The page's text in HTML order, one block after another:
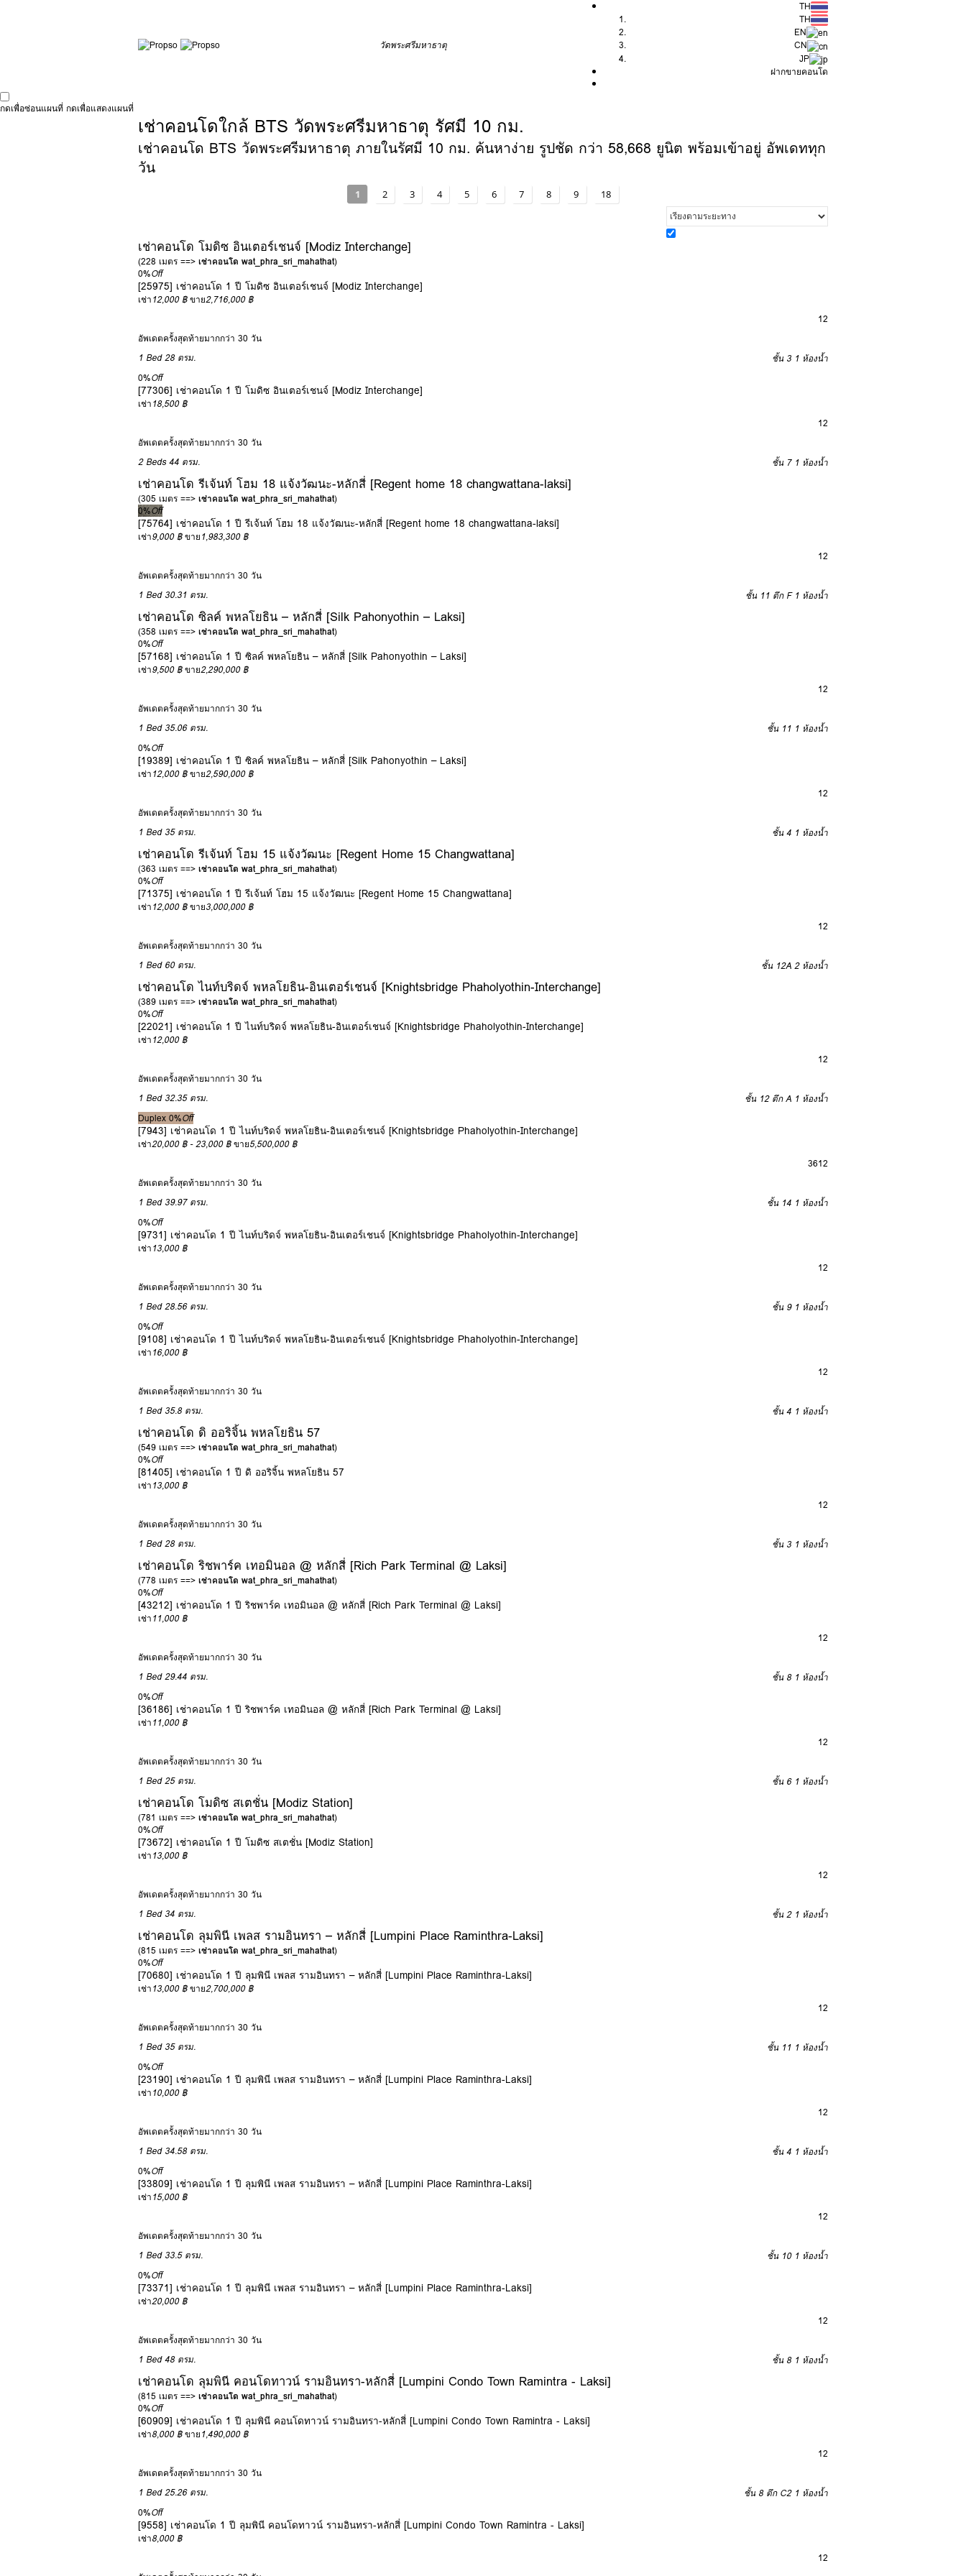
วัดพระศรีมหาธาตุ
TH
TH
EN
CN
JP
ฝากขายคอนโด
กดเพื่อซ่อนแผนที่ กดเพื่อแสดงแผนที่
เช่าคอนโดใกล้ BTS วัดพระศรีมหาธาตุ รัศมี 10 กม.
เช่าคอนโด BTS วัดพระศรีมหาธาตุ ภายในรัศมี 10 กม. ค้นหาง่าย รูปชัด กว่า 58,668 ยูนิต พร้อมเข้าอยู่ อัพเดททุก
วัน
1 2 3 4 5 6 7 8 9 18
เช่าคอนโด โมดิซ อินเตอร์เชนจ์ [Modiz Interchange]
(228 เมตร ==> เช่าคอนโด wat_phra_sri_mahathat)
0%Off
[25975] เช่าคอนโด 1 ปี โมดิซ อินเตอร์เชนจ์ [Modiz Interchange]
เช่า12,000 ฿ ขาย2,716,000 ฿
12
อัพเดตครั้งสุดท้ายมากกว่า 30 วัน
1 Bed 28 ตรม. ชั้น 3 1 ห้องน้ำ
0%Off
[77306] เช่าคอนโด 1 ปี โมดิซ อินเตอร์เชนจ์ [Modiz Interchange]
เช่า18,500 ฿
12
อัพเดตครั้งสุดท้ายมากกว่า 30 วัน
2 Beds 44 ตรม. ชั้น 7 1 ห้องน้ำ
เช่าคอนโด รีเจ้นท์ โฮม 18 แจ้งวัฒนะ-หลักสี่ [Regent home 18 changwattana-laksi]
(305 เมตร ==> เช่าคอนโด wat_phra_sri_mahathat)
0%Off
[75764] เช่าคอนโด 1 ปี รีเจ้นท์ โฮม 18 แจ้งวัฒนะ-หลักสี่ [Regent home 18 changwattana-laksi]
เช่า9,000 ฿ ขาย1,983,300 ฿
12
อัพเดตครั้งสุดท้ายมากกว่า 30 วัน
1 Bed 30.31 ตรม. ชั้น 11 ตึก F 1 ห้องน้ำ
เช่าคอนโด ซิลค์ พหลโยธิน – หลักสี่ [Silk Pahonyothin – Laksi]
(358 เมตร ==> เช่าคอนโด wat_phra_sri_mahathat)
0%Off
[57168] เช่าคอนโด 1 ปี ซิลค์ พหลโยธิน – หลักสี่ [Silk Pahonyothin – Laksi]
เช่า9,500 ฿ ขาย2,290,000 ฿
12
อัพเดตครั้งสุดท้ายมากกว่า 30 วัน
1 Bed 35.06 ตรม. ชั้น 11 1 ห้องน้ำ
0%Off
[19389] เช่าคอนโด 1 ปี ซิลค์ พหลโยธิน – หลักสี่ [Silk Pahonyothin – Laksi]
เช่า12,000 ฿ ขาย2,590,000 ฿
12
อัพเดตครั้งสุดท้ายมากกว่า 30 วัน
1 Bed 35 ตรม. ชั้น 4 1 ห้องน้ำ
เช่าคอนโด รีเจ้นท์ โฮม 15 แจ้งวัฒนะ [Regent Home 15 Changwattana]
(363 เมตร ==> เช่าคอนโด wat_phra_sri_mahathat)
0%Off
[71375] เช่าคอนโด 1 ปี รีเจ้นท์ โฮม 15 แจ้งวัฒนะ [Regent Home 15 Changwattana]
เช่า12,000 ฿ ขาย3,000,000 ฿
12
อัพเดตครั้งสุดท้ายมากกว่า 30 วัน
1 Bed 60 ตรม. ชั้น 12A 2 ห้องน้ำ
เช่าคอนโด ไนท์บริดจ์ พหลโยธิน-อินเตอร์เชนจ์ [Knightsbridge Phaholyothin-Interchange]
(389 เมตร ==> เช่าคอนโด wat_phra_sri_mahathat)
0%Off
[22021] เช่าคอนโด 1 ปี ไนท์บริดจ์ พหลโยธิน-อินเตอร์เชนจ์ [Knightsbridge Phaholyothin-Interchange]
เช่า12,000 ฿
12
อัพเดตครั้งสุดท้ายมากกว่า 30 วัน
1 Bed 32.35 ตรม. ชั้น 12 ตึก A 1 ห้องน้ำ
Duplex 0%Off
[7943] เช่าคอนโด 1 ปี ไนท์บริดจ์ พหลโยธิน-อินเตอร์เชนจ์ [Knightsbridge Phaholyothin-Interchange]
เช่า20,000 ฿ - 23,000 ฿ ขาย5,500,000 ฿
3612
อัพเดตครั้งสุดท้ายมากกว่า 30 วัน
1 Bed 39.97 ตรม. ชั้น 14 1 ห้องน้ำ
0%Off
[9731] เช่าคอนโด 1 ปี ไนท์บริดจ์ พหลโยธิน-อินเตอร์เชนจ์ [Knightsbridge Phaholyothin-Interchange]
เช่า13,000 ฿
12
อัพเดตครั้งสุดท้ายมากกว่า 30 วัน
1 Bed 28.56 ตรม. ชั้น 9 1 ห้องน้ำ
0%Off
[9108] เช่าคอนโด 1 ปี ไนท์บริดจ์ พหลโยธิน-อินเตอร์เชนจ์ [Knightsbridge Phaholyothin-Interchange]
เช่า16,000 ฿
12
อัพเดตครั้งสุดท้ายมากกว่า 30 วัน
1 Bed 35.8 ตรม. ชั้น 4 1 ห้องน้ำ
เช่าคอนโด ดิ ออริจิ้น พหลโยธิน 57
(549 เมตร ==> เช่าคอนโด wat_phra_sri_mahathat)
0%Off
[81405] เช่าคอนโด 1 ปี ดิ ออริจิ้น พหลโยธิน 57
เช่า13,000 ฿
12
อัพเดตครั้งสุดท้ายมากกว่า 30 วัน
1 Bed 28 ตรม. ชั้น 3 1 ห้องน้ำ
เช่าคอนโด ริชพาร์ค เทอมินอล @ หลักสี่ [Rich Park Terminal @ Laksi]
(778 เมตร ==> เช่าคอนโด wat_phra_sri_mahathat)
0%Off
[43212] เช่าคอนโด 1 ปี ริชพาร์ค เทอมินอล @ หลักสี่ [Rich Park Terminal @ Laksi]
เช่า11,000 ฿
12
อัพเดตครั้งสุดท้ายมากกว่า 30 วัน
1 Bed 29.44 ตรม. ชั้น 8 1 ห้องน้ำ
0%Off
[36186] เช่าคอนโด 1 ปี ริชพาร์ค เทอมินอล @ หลักสี่ [Rich Park Terminal @ Laksi]
เช่า11,000 ฿
12
อัพเดตครั้งสุดท้ายมากกว่า 30 วัน
1 Bed 25 ตรม. ชั้น 6 1 ห้องน้ำ
เช่าคอนโด โมดิซ สเตชั่น [Modiz Station]
(781 เมตร ==> เช่าคอนโด wat_phra_sri_mahathat)
0%Off
[73672] เช่าคอนโด 1 ปี โมดิซ สเตชั่น [Modiz Station]
เช่า13,000 ฿
12
อัพเดตครั้งสุดท้ายมากกว่า 30 วัน
1 Bed 34 ตรม. ชั้น 2 1 ห้องน้ำ
เช่าคอนโด ลุมพินี เพลส รามอินทรา – หลักสี่ [Lumpini Place Raminthra-Laksi]
(815 เมตร ==> เช่าคอนโด wat_phra_sri_mahathat)
0%Off
[70680] เช่าคอนโด 1 ปี ลุมพินี เพลส รามอินทรา – หลักสี่ [Lumpini Place Raminthra-Laksi]
เช่า13,000 ฿ ขาย2,700,000 ฿
12
อัพเดตครั้งสุดท้ายมากกว่า 30 วัน
1 Bed 35 ตรม. ชั้น 11 1 ห้องน้ำ
0%Off
[23190] เช่าคอนโด 1 ปี ลุมพินี เพลส รามอินทรา – หลักสี่ [Lumpini Place Raminthra-Laksi]
เช่า10,000 ฿
12
อัพเดตครั้งสุดท้ายมากกว่า 30 วัน
1 Bed 34.58 ตรม. ชั้น 4 1 ห้องน้ำ
0%Off
[33809] เช่าคอนโด 1 ปี ลุมพินี เพลส รามอินทรา – หลักสี่ [Lumpini Place Raminthra-Laksi]
เช่า15,000 ฿
12
อัพเดตครั้งสุดท้ายมากกว่า 30 วัน
1 Bed 33.5 ตรม. ชั้น 10 1 ห้องน้ำ
0%Off
[73371] เช่าคอนโด 1 ปี ลุมพินี เพลส รามอินทรา – หลักสี่ [Lumpini Place Raminthra-Laksi]
เช่า20,000 ฿
12
อัพเดตครั้งสุดท้ายมากกว่า 30 วัน
1 Bed 48 ตรม. ชั้น 8 1 ห้องน้ำ
เช่าคอนโด ลุมพินี คอนโดทาวน์ รามอินทรา-หลักสี่ [Lumpini Condo Town Ramintra - Laksi]
(815 เมตร ==> เช่าคอนโด wat_phra_sri_mahathat)
0%Off
[60909] เช่าคอนโด 1 ปี ลุมพินี คอนโดทาวน์ รามอินทรา-หลักสี่ [Lumpini Condo Town Ramintra - Laksi]
เช่า8,000 ฿ ขาย1,490,000 ฿
12
อัพเดตครั้งสุดท้ายมากกว่า 30 วัน
1 Bed 25.26 ตรม. ชั้น 8 ตึก C2 1 ห้องน้ำ
0%Off
[9558] เช่าคอนโด 1 ปี ลุมพินี คอนโดทาวน์ รามอินทรา-หลักสี่ [Lumpini Condo Town Ramintra - Laksi]
เช่า8,000 ฿
12